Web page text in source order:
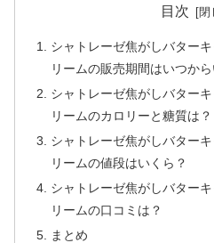
目次
シャトレーゼ焦がしバター
リームの販売期間はいつか
シャトレーゼ焦がしバター
リームのカロリーと糖質は？
シャトレーゼ焦がしバター
リームの値段はいくら？
シャトレーゼ焦がしバター
リームの口コミは？
まとめ